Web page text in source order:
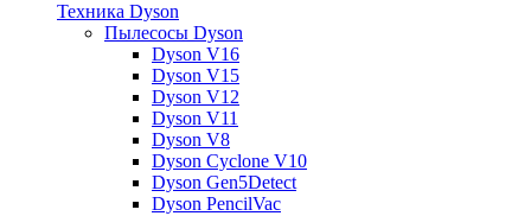
Техника Dyson
Пылесосы Dyson
Dyson V16
Dyson V15
Dyson V12
Dyson V11
Dyson V8
Dyson Cyclone V10
Dyson Gen5Detect
Dyson PencilVac